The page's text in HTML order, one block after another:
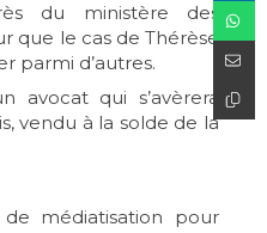
du ministère des
que le cas de Thérèse
parmi d’autres.
avocat qui s’avèrera
vendu à la solde de la
médiatisation pour